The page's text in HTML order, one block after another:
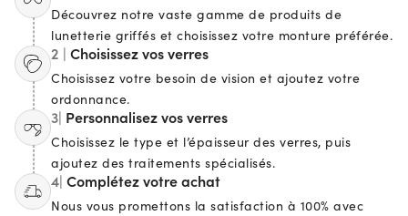
Découvrez notre vaste gamme de produits de
lunetterie griffés et choisissez votre monture préférée.
2 | Choisissez vos verres
Choisissez votre besoin de vision et ajoutez votre
ordonnance.
3| Personnalisez vos verres
Choisissez le type et l’épaisseur des verres, puis
ajoutez des traitements spécialisés.
4| Complétez votre achat
Nous vous promettons la satisfaction à 100% avec